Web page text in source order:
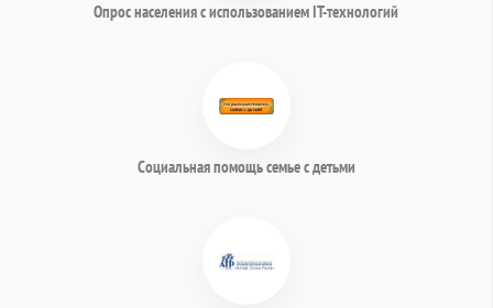
Опрос населения с использованием IT-технологий
Социальная помощь семье с детьми